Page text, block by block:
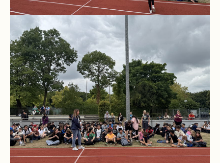
Unterricht
Vertretungsplan
Stundenraster
Realschulbildungsgang
Stufe
5
und